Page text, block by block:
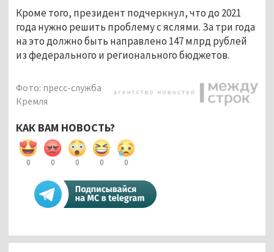
Кроме того, президент подчеркнул, что до 2021
года нужно решить проблему с яслями. За три года
на это должно быть направлено 147 млрд рублей
из федерального и регионального бюджетов.
Фото: пресс-служба
Кремля
КАК ВАМ НОВОСТЬ?
0 0 0 0 0